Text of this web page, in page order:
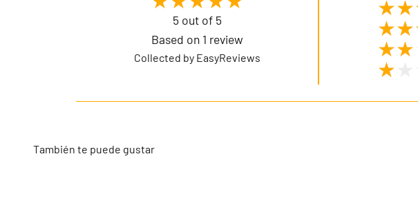
5 out of 5
Based on 1 review
Collected by EasyReviews